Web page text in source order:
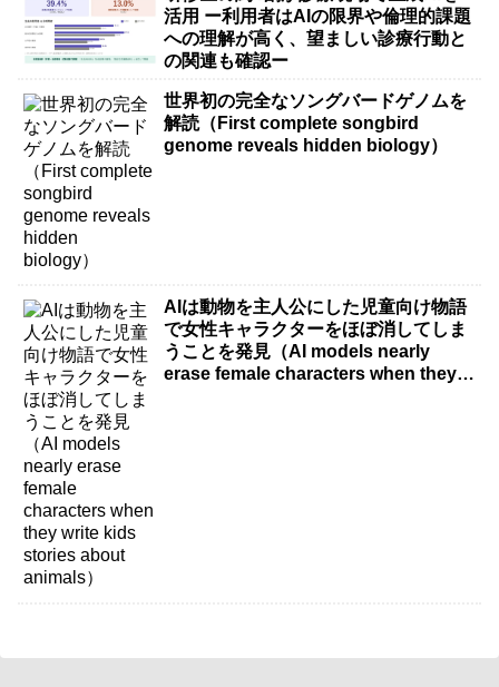
活用 ー利用者はAIの限界や倫理的課題
への理解が高く、望ましい診療行動と
の関連も確認ー
世界初の完全なソングバードゲノムを
解読（First complete songbird
genome reveals hidden biology）
AIは動物を主人公にした児童向け物語
で女性キャラクターをほぼ消してしま
うことを発見（AI models nearly
erase female characters when they